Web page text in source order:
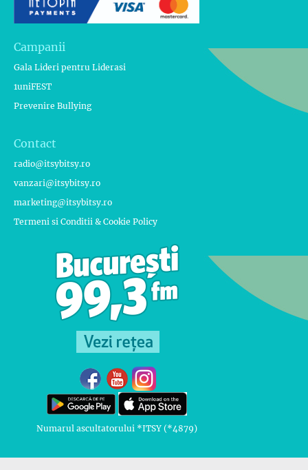
Campanii
Gala Lideri pentru Liderasi
1uniFEST
Prevenire Bullying
Contact
radio@itsybitsy.ro
vanzari@itsybitsy.ro
marketing@itsybitsy.ro
Termeni si Conditii & Cookie Policy
Numarul ascultatorului *ITSY (*4879)